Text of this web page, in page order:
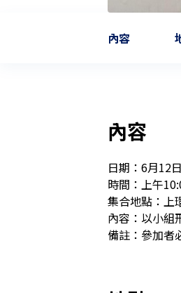
內容
內容
日期：6月12
時間：上午
集合地點：上
內容：以小組
備註：參加者